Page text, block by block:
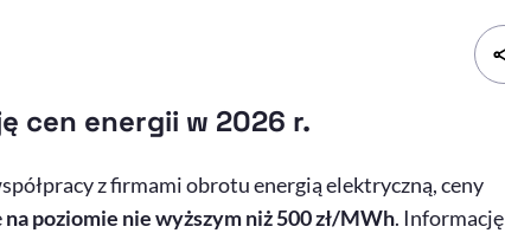
cen energii w 2026 r.
z firmami obrotu energią elektryczną, ceny
na poziomie nie wyższym niż 500 zł/MWh. Informację